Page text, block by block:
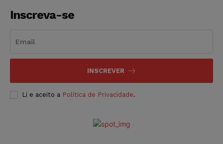
Inscreva-se
INSCREVER
Li e aceito a Política de Privacidade.